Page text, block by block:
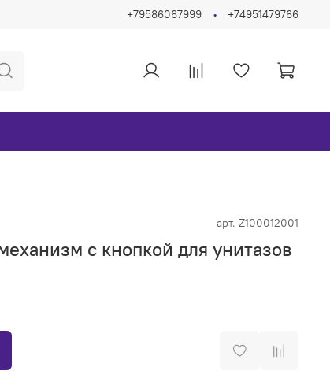
+79586067999 +74951479766
арт. Z100012001
с кнопкой для унитазов